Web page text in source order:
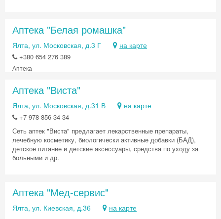
Аптека "Белая ромашка"
Ялта, ул. Московская, д.3 Г на карте
+380 654 276 389
Аптека
Аптека "Виста"
Ялта, ул. Московская, д.31 В на карте
+7 978 856 34 34
Сеть аптек "Виста" предлагает лекарственные препараты,
лечебную косметику, биологически активные добавки (БАД),
детское питание и детские аксессуары, средства по уходу за
больными и др.
Аптека "Мед-сервис"
Ялта, ул. Киевская, д.36 на карте